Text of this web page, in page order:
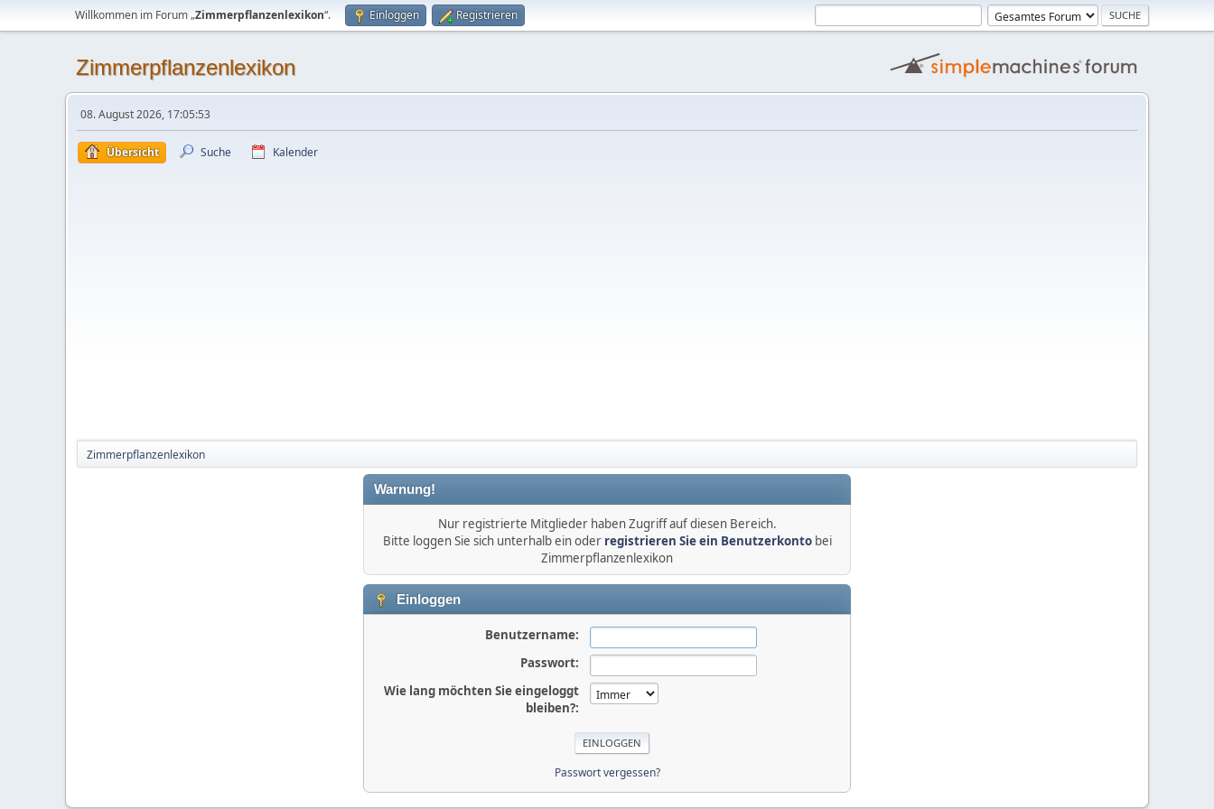
Willkommen im Forum „Zimmerpflanzenlexikon“. Einloggen Registrieren
Zimmerpflanzenlexikon
08. August 2026, 17:05:53
Übersicht Suche Kalender
Zimmerpflanzenlexikon
Warnung!
Nur registrierte Mitglieder haben Zugriff auf diesen Bereich.
Bitte loggen Sie sich unterhalb ein oder registrieren Sie ein Benutzerkontobei
Zimmerpflanzenlexikon
Einloggen
Benutzername:
Passwort:
Wie lang möchten Sie eingeloggt
bleiben?:
Passwort vergessen?